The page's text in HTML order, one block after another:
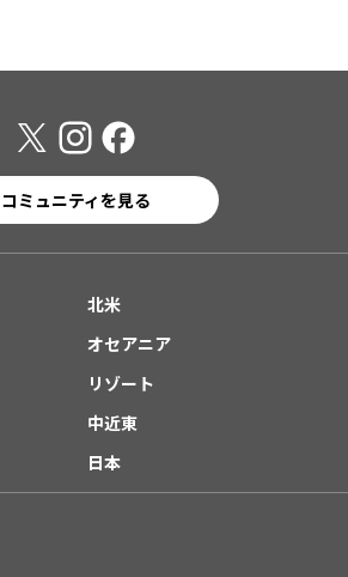
コミュニティを見る
北米
オセアニア
リゾート
中近東
日本